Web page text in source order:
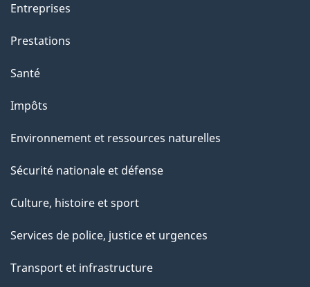
Entreprises
Prestations
Santé
Impôts
Environnement et ressources naturelles
Sécurité nationale et défense
Culture, histoire et sport
Services de police, justice et urgences
Transport et infrastructure